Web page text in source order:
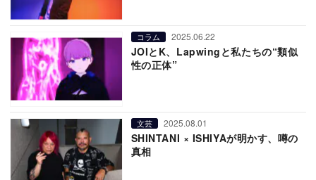
コラム 2025.06.22
JOIとK、Lapwingと私たちの“類似
性の正体”
文芸 2025.08.01
SHINTANI × ISHIYAが明かす、噂の
真相